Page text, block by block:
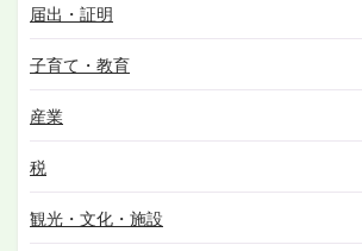
届出・証明
子育て・教育
産業
税
観光・文化・施設